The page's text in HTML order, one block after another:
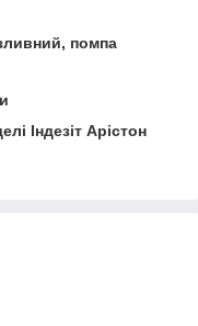
помпа
Індезіт Арістон